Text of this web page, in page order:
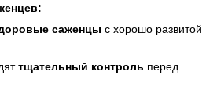
саженцы с хорошо развитой
тщательный контроль перед